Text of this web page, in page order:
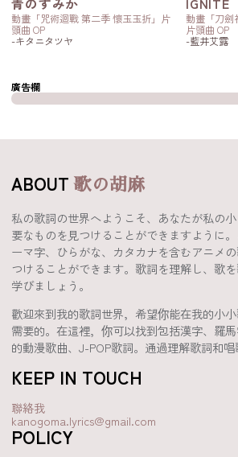
動畫「咒術迴戰 第二季 懷玉玉折」片
頭曲 OP
-キタニタツヤ
動畫「刀劍
片頭曲 OP
-藍井艾露
廣告欄
ABOUT歌の胡麻
私の歌詞の世界へようこそ、あなたが私の
要なものを見つけることができますように
ーマ字、ひらがな、カタカナを含むアニメ
つけることができます。歌詞を理解し、歌
学びましょう。
歡迎來到我的歌詞世界，希望你能在我的小
需要的。在這裡，你可以找到包括漢字、羅
的動漫歌曲、J-POP歌詞。通過理解歌詞和唱
KEEP IN TOUCH
聯絡我
kanogoma.lyrics@gmail.com
POLICY